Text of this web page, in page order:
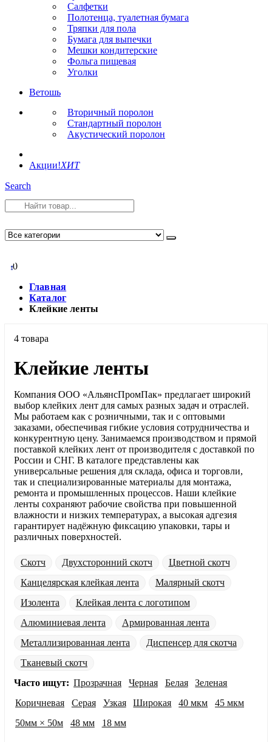
Салфетки
Полотенца, туалетная бумага
Тряпки для пола
Бумага для выпечки
Мешки кондитерские
Фольга пищевая
Уголки
Ветошь
Вторичный поролон
Стандартный поролон
Акустический поролон
Акции!ХИТ
Search
00
Главная
Каталог
Клейкие ленты
4 товара
Клейкие ленты
Компания ООО «АльянсПромПак» предлагает широкий
выбор клейких лент для самых разных задач и отраслей.
Мы работаем как с розничными, так и с оптовыми
заказами, обеспечивая гибкие условия сотрудничества и
конкурентную цену. Занимаемся производством и прямой
поставкой клейких лент от производителя с доставкой по
России и СНГ. В каталоге представлены как
универсальные решения для склада, офиса и торговли,
так и специализированные материалы для монтажа,
ремонта и промышленных процессов. Наши клейкие
ленты сохраняют рабочие свойства при повышенной
влажности и низких температурах, а высокая адгезия
гарантирует надёжную фиксацию упаковки, тары и
различных поверхностей.
Скотч Двухсторонний скотч
Цветной скотч
Канцелярская клейкая лента
Малярный скотч
Изолента
Клейкая лента с логотипом
Алюминиевая лента
Армированная лента
Металлизированная лента
Диспенсер для скотча
Тканевый скотч
Часто ищут: Прозрачная Черная Белая
Зеленая
Коричневая
Серая Узкая Широкая 40 мкм
45 мкм
50мм × 50м
48 мм 18 мм